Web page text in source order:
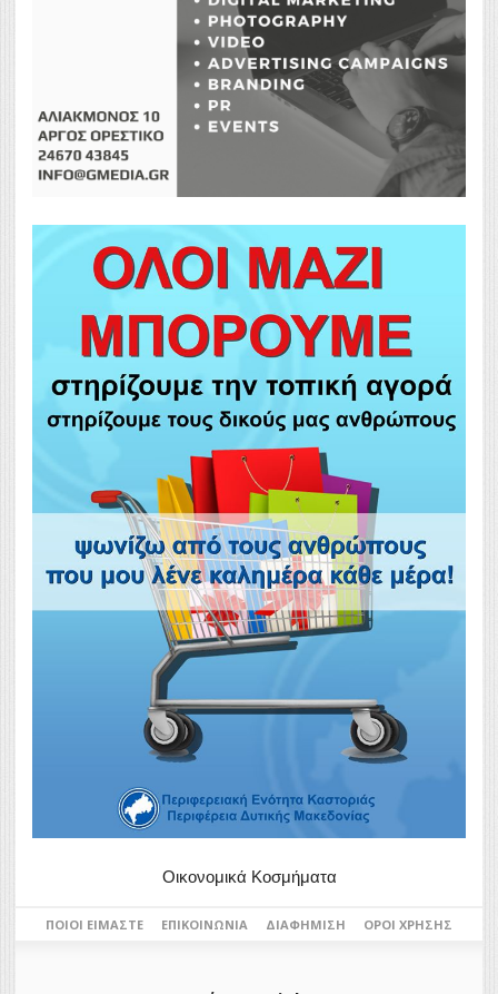
Οικονομικά Κοσμήματα
ΠΟΙΟΙ ΕΊΜΑΣΤΕ ΕΠΙΚΟΙΝΩΝΊΑ ΔΙΑΦΉΜΙΣΗ ΌΡΟΙ ΧΡΉΣΗΣ